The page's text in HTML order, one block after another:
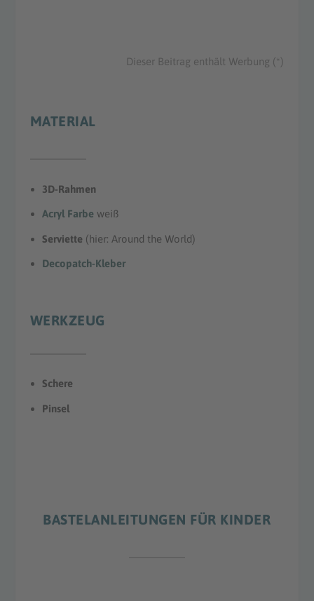
Dieser Beitrag enthält Werbung (*)
MATERIAL
3D-Rahmen
Acryl Farbeweiß
Serviette (hier: Around the World)
Decopatch-Kleber
WERKZEUG
Schere
Pinsel
BASTELANLEITUNGEN FÜR KINDER